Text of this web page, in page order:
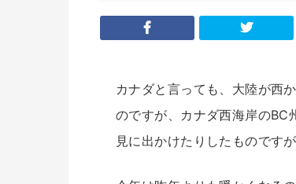
カナダと言っても、大陸が西
のですが、カナダ西海岸のBC
見に出かけたりしたものです